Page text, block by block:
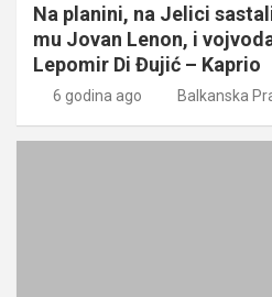
Na planini, na Jelici
mu Jovan Lenon, i
Lepomir Di Đujić – Kaprio
6 godina ago Balkanska